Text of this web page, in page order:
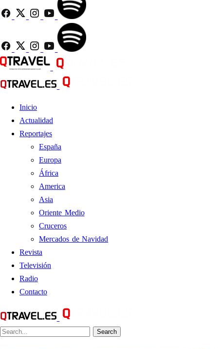
Inicio
Actualidad
Reportajes
España
Europa
África
America
Asia
Oriente Medio
Cruceros
Mercados de Navidad
Revista
Televisión
Radio
Contacto
Search